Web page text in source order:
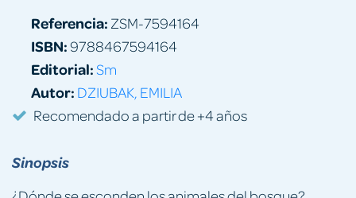
Sinopsis
Referencia: ZSM-7594164
ISBN:9788467594164
Editorial:Sm
Autor: DZIUBAK, EMILIA
Recomendado a partir de +4 años